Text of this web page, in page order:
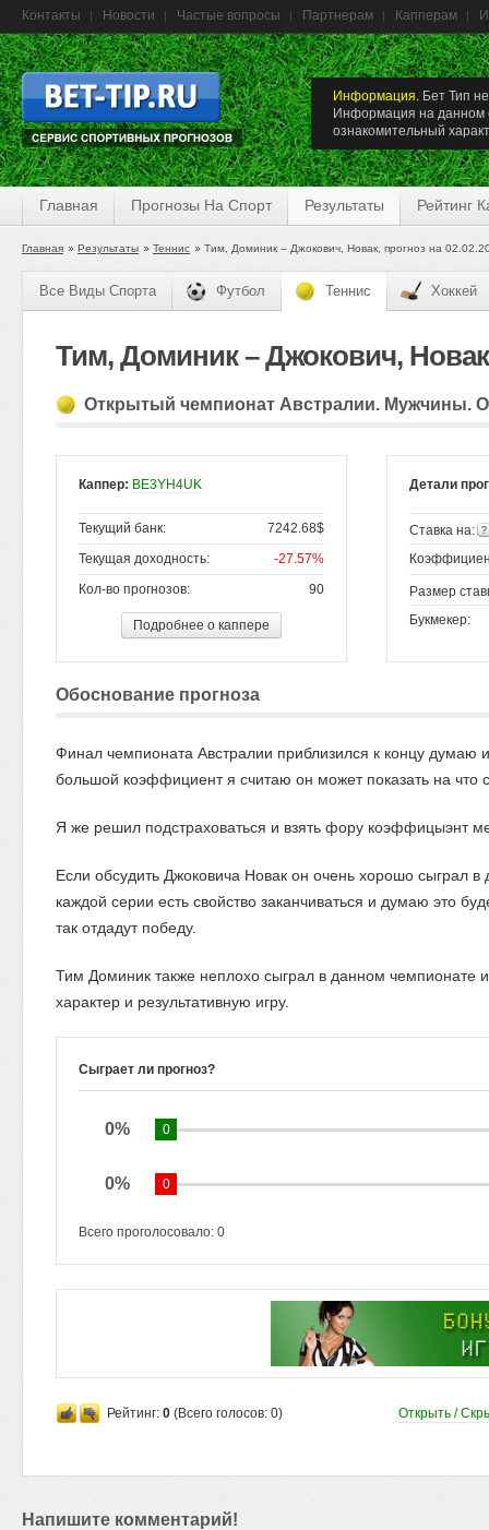
Контакты Новости Частые вопросы Партнерам Капперам
Информация. Бет Тип
Информация на данном
ознакомительный
Главная Прогнозы На Спорт Результаты Рейтинг
Главная Результаты Теннис Тим, Доминик – Джокович, Новак, прогноз на
Все Виды Спорта Футбол Теннис Хоккей
Тим, Доминик – Джокович,
Открытый чемпионат Австралии. Мужчины.
Каппер: BE3YH4UK
Текущий банк:
7242.68$
Текущая доходность:
-27.57%
Кол-во прогнозов:
90
Подробнее о каппере
Детали
Ставка на:
Размер
Букмекер:
Обоснование прогноза
Финал чемпионата Австралии приблизился к концу
большой коэффициент я считаю он может показать на что
Я же решил подстраховаться и взять фору коэффицыэнт
Если обсудить Джоковича Новак он очень хорошо сыграл
каждой серии есть свойство заканчиваться и думаю это
так отдадут победу.
Тим Доминик также неплохо сыграл в данном чемпионате
характер и результативную игру.
Сыграет ли прогноз?
0% 0
0% 0
Всего проголосовало: 0
Рейтинг: 0 (Всего голосов: 0) Открыть /
Напишите комментарий!